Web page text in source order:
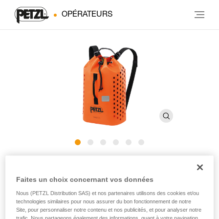
OPÉRATEURS
Sac à corde de moyenne capacité pour le canyoning
YARA GUIDE 25 est un sac à corde de moyenne capacité,
Faites un choix concernant vos données
Nous (PETZL Distribution SAS) et nos partenaires utilisons des cookies et/ou
technologies similaires pour nous assurer du bon fonctionnement de notre
Site, pour personnaliser notre contenu et nos publicités, et pour analyser notre